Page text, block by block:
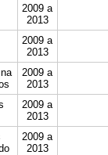
2009 a
2013
2009 a
2013
2009 a
2013
2009 a
2013
2009 a
2013